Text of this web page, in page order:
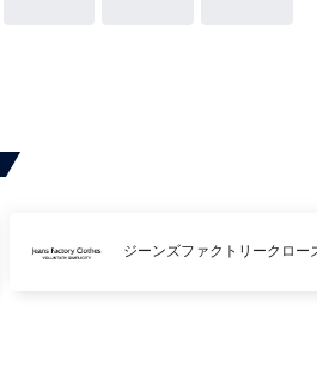
ジーンズファクトリークロー